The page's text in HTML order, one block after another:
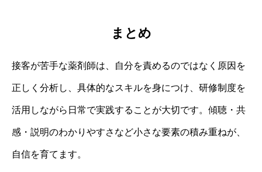
まとめ
接客が苦手な薬剤師は、自分を責めるのではなく原因を
正しく分析し、具体的なスキルを身につけ、研修制度を
活用しながら日常で実践することが大切です。傾聴・共
感・説明のわかりやすさなど小さな要素の積み重ねが、
自信を育てます。